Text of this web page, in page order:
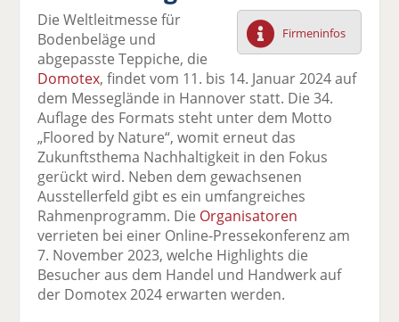
F
ac
e
b
o
o
k
te
il
e
n
tt
er
n
Li
n
k
e
di
n
il
E
m
ai
l
v
er
n
ck
e
n
Firmeninfos
Die Weltleitmesse für
Bodenbeläge und
abgepasste Teppiche, die
Domotex, findet vom 11. bis 14. Januar 2024 auf
dem Messeglände in Hannover statt. Die 34.
Auflage des Formats steht unter dem Motto
„Floored by Nature“, womit erneut das
Zukunftsthema Nachhaltigkeit in den Fokus
gerückt wird. Neben dem gewachsenen
Ausstellerfeld gibt es ein umfangreiches
Rahmenprogramm. Die Organisatoren
verrieten bei einer Online-Pressekonferenz am
7. November 2023, welche Highlights die
Besucher aus dem Handel und Handwerk auf
der Domotex 2024 erwarten werden.